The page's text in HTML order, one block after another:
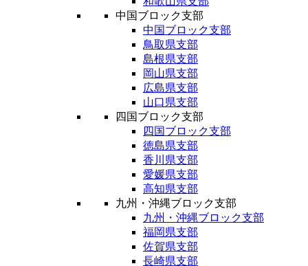
中国ブロック支部
中国ブロック支部
鳥取県支部
島根県支部
岡山県支部
広島県支部
山口県支部
四国ブロック支部
四国ブロック支部
徳島県支部
香川県支部
愛媛県支部
高知県支部
九州・沖縄ブロック支部
九州・沖縄ブロック支部
福岡県支部
佐賀県支部
長崎県支部